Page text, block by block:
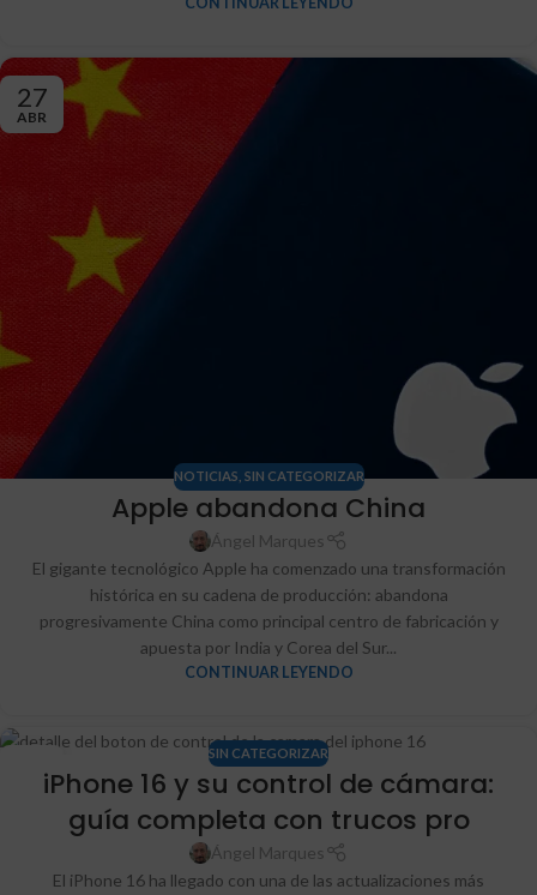
27
ABR
NOTICIAS SIN CATEGORIZAR
Apple abandona China
Ángel Marques
El gigante tecnológico Apple ha comenzado una transformación
histórica en su cadena de producción: abandona
progresivamente China como principal centro de fabricación y
apuesta por India y Corea del Sur...
CONTINUAR LEYENDO
24 SIN CATEGORIZAR
iPhone 16 y su control de cámara:
guía completa con trucos pro
Ángel Marques
El iPhone 16 ha llegado con una de las actualizaciones más